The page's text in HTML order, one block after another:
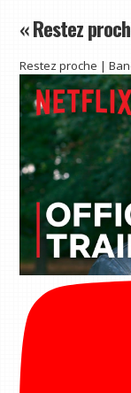
« Restez
Restez proche |